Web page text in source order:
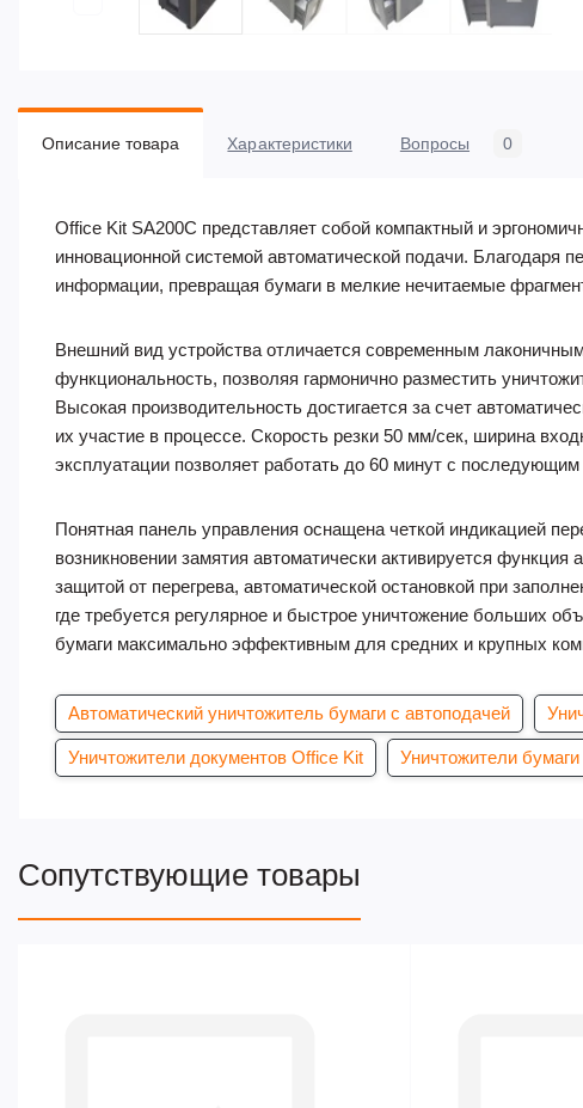
Описание товара Характеристики Вопросы 0
Office Kit SA200C представляет собой компактный и
инновационной системой автоматической подачи. Благодаря
информации, превращая бумаги в мелкие нечитаемые
Внешний вид устройства отличается современным
функциональность, позволяя гармонично разместить
Высокая производительность достигается за счет
их участие в процессе. Скорость резки 50 мм/сек, ширина
эксплуатации позволяет работать до 60 минут с
Понятная панель управления оснащена четкой индикацией
возникновении замятия автоматически активируется
защитой от перегрева, автоматической остановкой при
где требуется регулярное и быстрое уничтожение больших
бумаги максимально эффективным для средних и крупных
Автоматический уничтожитель бумаги с автоподачей
Уничтожители документов Office Kit Уничтожители
Сопутствующие товары